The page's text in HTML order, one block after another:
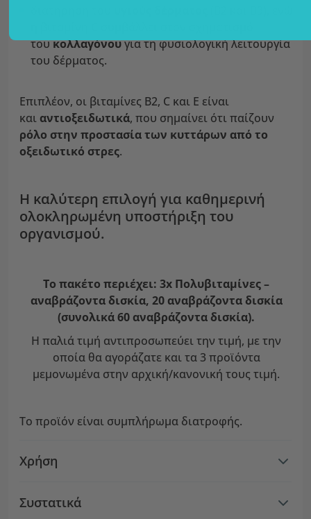
τουκολλαγόνουγια τη φυσιολογική λειτουργία
του δέρματος.
Επιπλέον, οι βιταμίνες B2, C και E είναι
και αντιοξειδωτικά, που σημαίνει ότι παίζουν
ρόλο στην προστασία των κυττάρων από το
οξειδωτικό στρες.
Η καλύτερη επιλογή για καθημερινή
ολοκληρωμένη υποστήριξη του
οργανισμού.
Το πακέτο περιέχει: 3x Πολυβιταμίνες –
αναβράζοντα δισκία, 20 αναβράζοντα δισκία
(συνολικά 60 αναβράζοντα δισκία).
Η παλιά τιμή αντιπροσωπεύει την τιμή, με την
οποία θα αγοράζατε και τα 3 προϊόντα
μεμονωμένα στην αρχική/κανονική τους τιμή.
Το προϊόν είναι συμπλήρωμα διατροφής.
Χρήση
Συστατικά